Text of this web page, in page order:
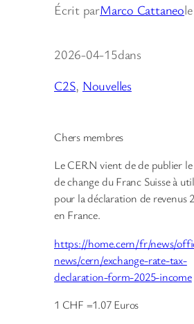
Écrit parMarco Cattaneole
2026-04-15dans
C2S, Nouvelles
Chers membres
Le CERN vient de de publier
de change du Franc Suisse à
pour la déclaration de revenus
en France.
https://home.cern/fr/news/
news/cern/exchange-rate-tax-
declaration-form-2025-income
1 CHF =1.07 Euros